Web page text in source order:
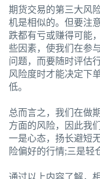
期货交易的第三大风
机是相似的。但要注
跌都有亏或赚得可能
些因素，使我们在参
问题，而要随时评估
风险度时才能决定下
低。
总而言之，我们在做
方面的风险，因此我
一是心态，扬长避短
险偏好的行情;三是轻